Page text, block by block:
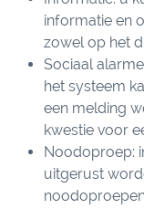
informatie en
zowel op het
Sociaal
het systeem
een melding
kwestie voor
Noodoproep:
uitgerust